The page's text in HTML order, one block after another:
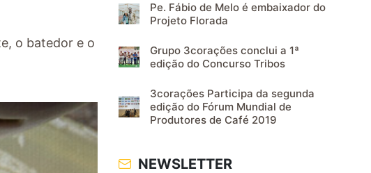
o batedor e o
Pe. Fábio de Melo é embaixador do
Projeto Florada
Grupo 3corações conclui a 1ª
edição do Concurso Tribos
3corações Participa da segunda
edição do Fórum Mundial de
Produtores de Café 2019
NEWSLETTER